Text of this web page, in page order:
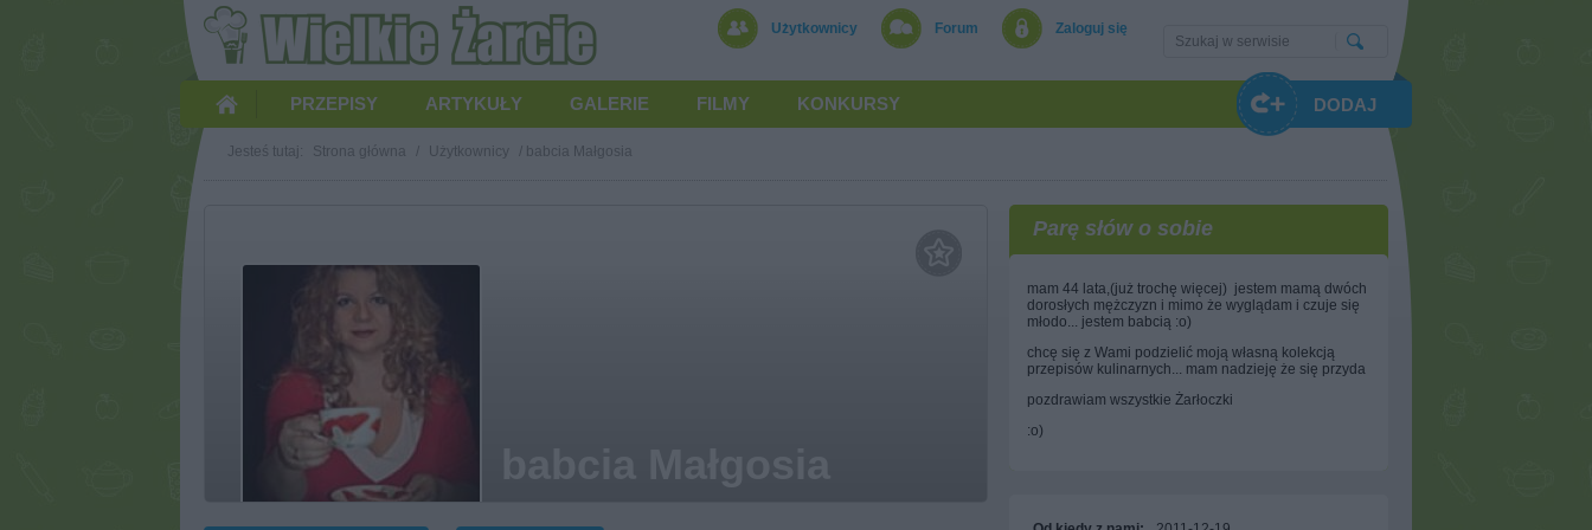
Użytkownicy Forum Zaloguj się
PRZEPISY ARTYKUŁY GALERIE FILMY KONKURSY DODAJ
Jesteś tutaj: Strona główna / Użytkownicy / babcia Małgosia
Parę słów o sobie
mam 44 lata,(już trochę więcej) jestem mamą dwóch
dorosłych mężczyzn i mimo że wyglądam i czuje się
młodo... jestem babcią :o)
chcę się z Wami podzielić moją własną kolekcją
przepisów kulinarnych... mam nadzieję że się przyda
pozdrawiam wszystkie Żarłoczki
:o)